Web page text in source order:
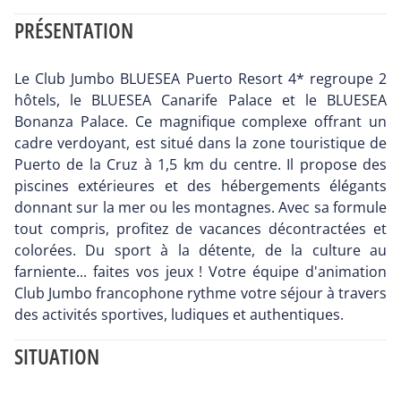
PRÉSENTATION
Le Club Jumbo BLUESEA Puerto Resort 4* regroupe 2
hôtels, le BLUESEA Canarife Palace et le BLUESEA
Bonanza Palace. Ce magnifique complexe offrant un
cadre verdoyant, est situé dans la zone touristique de
Puerto de la Cruz à 1,5 km du centre. Il propose des
piscines extérieures et des hébergements élégants
donnant sur la mer ou les montagnes. Avec sa formule
tout compris, profitez de vacances décontractées et
colorées. Du sport à la détente, de la culture au
farniente... faites vos jeux ! Votre équipe d'animation
Club Jumbo francophone rythme votre séjour à travers
des activités sportives, ludiques et authentiques.
SITUATION